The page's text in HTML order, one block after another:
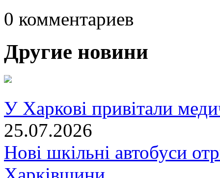
0 комментариев
Другие новини
У Харкові привітали
25.07.2026
Нові шкільні автобуси